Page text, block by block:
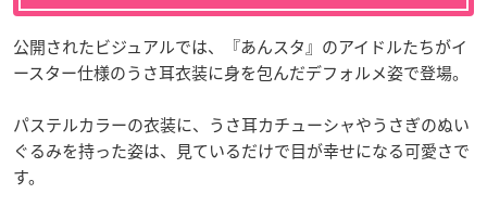
公開されたビジュアルでは、『あんスタ』のアイドルたちがイ
ースター仕様のうさ耳衣装に身を包んだデフォルメ姿で登場。
パステルカラーの衣装に、うさ耳カチューシャやうさぎのぬい
ぐるみを持った姿は、見ているだけで目が幸せになる可愛さで
す。